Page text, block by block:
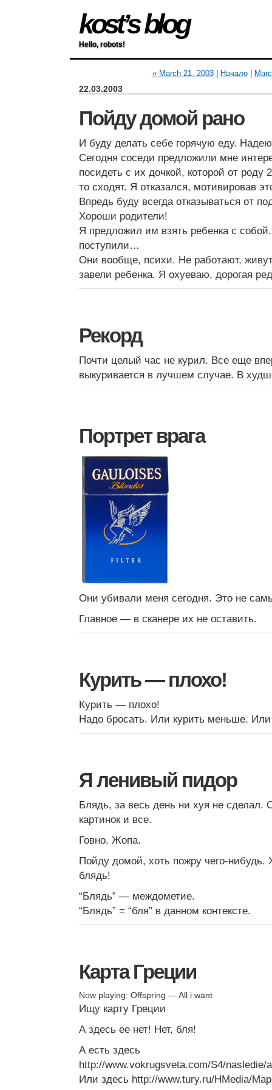
kost’s blog
Hello, robots!
« March 21, 2003| Начало|
22.03.2003
Пойду домой рано
И буду делать себе горячую еду.
Сегодня соседи предложили мне
посидеть с их дочкой, которой от роду
то сходят. Я отказался, мотивировав
Впредь буду всегда отказываться от
Хороши родители!
Я предложил им взять ребенка с
поступили…
Они вообще, психи. Не работают,
завели ребенка. Я охуеваю, дорогая
Рекорд
Почти целый час не курил. Все еще
выкуривается в лучшем случае. В
Портрет врага
Они убивали меня сегодня. Это не
Главное — в сканере их не оставить.
Курить — плохо!
Курить — плохо!
Надо бросать. Или курить меньше.
Я ленивый пидор
Блядь, за весь день ни хуя не сделал.
картинок и все.
Говно. Жопа.
Пойду домой, хоть пожру чего-нибудь.
блядь!
“Блядь” — междометие.
“Блядь” = “бля” в данном контексте.
Карта Греции
Now playing: Offspring — All i want
Ищу карту Греции
А здесь ее нет! Нет, бля!
А есть здесь
http://www.vokrugsveta.com/S4/nasledie/
Или здесь http://www.tury.ru/HMedia/